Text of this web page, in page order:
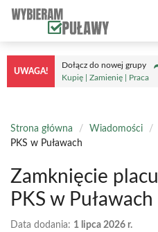
Przejdź
treści
UWAGA!
Dołącz do nowej grupy
Kupię | Zamienię | Praca
Strona główna / Wiadomości /
PKS w Puławach
Zamknięcie
PKS w Puławach
Data dodania: 1 lipca 2026 r.